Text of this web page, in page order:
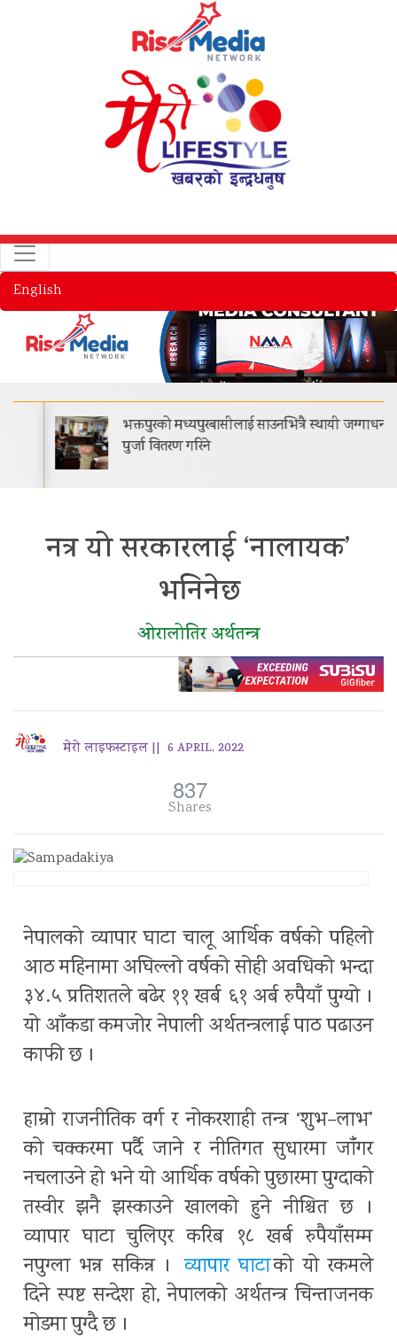
English
भक्तपुरको मध्यपुरबासीलाई साउनभित्रै स्थायी जग्गाधनी
पुर्जा वितरण गरिने
नत्र यो सरकारलाई ‘नालायक’
भनिनेछ
ओरालोतिर अर्थतन्त्र
मेरो लाइफस्टाइल || 6 APRIL, 2022
837
Shares
नेपालको व्यापार घाटा चालू आर्थिक वर्षको पहिलो
आठ महिनामा अघिल्लो वर्षको सोही अवधिको भन्दा
३४.५ प्रतिशतले बढेर ११ खर्ब ६१ अर्ब रुपैयाँ पुग्यो ।
यो आँकडा कमजोर नेपाली अर्थतन्त्रलाई पाठ पढाउन
काफी छ ।
हाम्रो राजनीतिक वर्ग र नोकरशाही तन्त्र ‘शुभ–लाभ’
को चक्करमा पर्दै जाने र नीतिगत सुधारमा जाँंगर
नचलाउने हो भने यो आर्थिक वर्षको पुछारमा पुग्दाको
तस्वीर झनै झस्काउने खालको हुने नीश्चित छ ।
व्यापार घाटा चुलिएर करिब १८ खर्ब रुपैयाँसम्म
नपुग्ला भन्न सकिन्न । व्यापार घाटाको यो रकमले
दिने स्पष्ट सन्देश हो, नेपालको अर्थतन्त्र चिन्ताजनक
मोडमा पुग्दै छ ।